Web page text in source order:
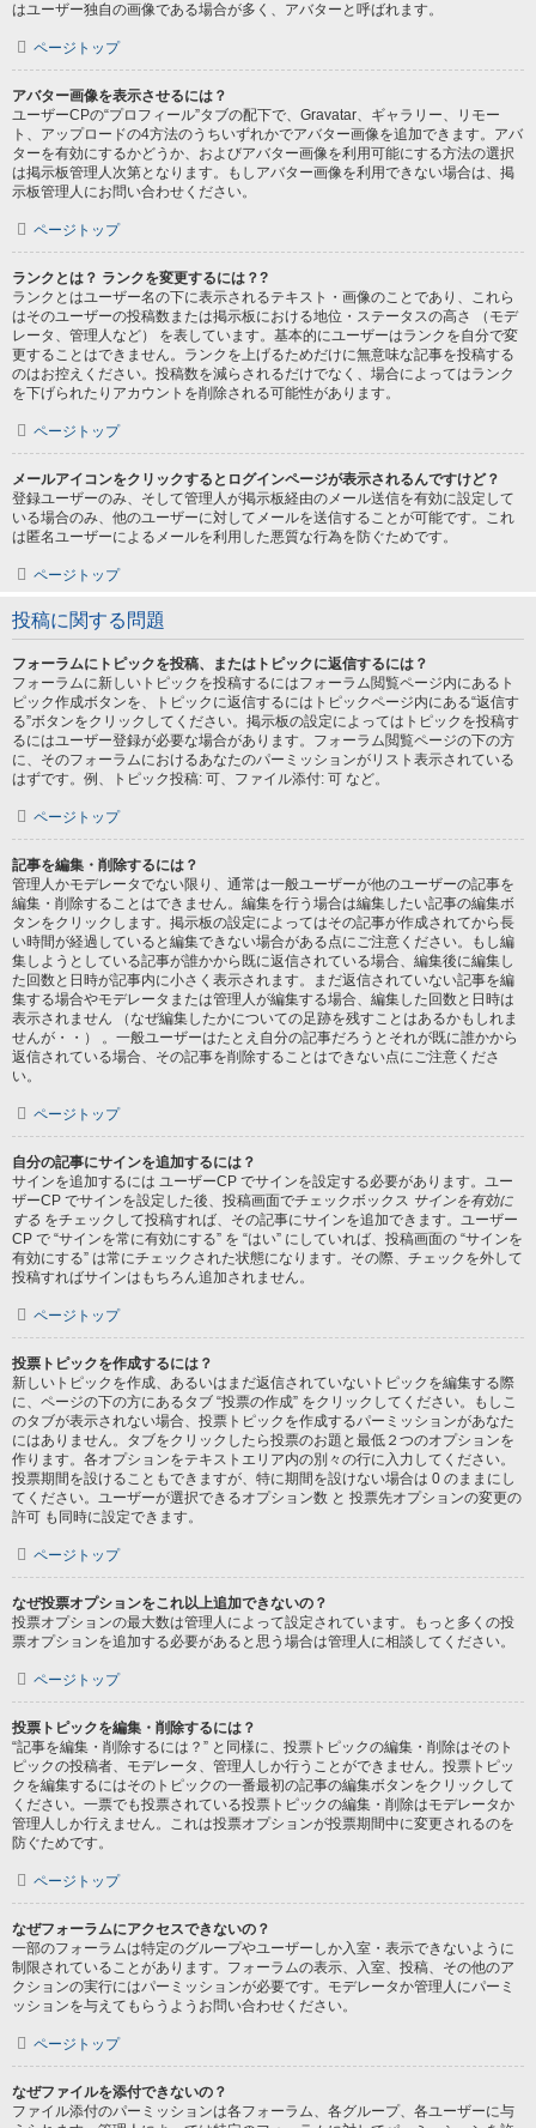
はユーザー独自の画像である場合が多く、アバターと呼ばれます。
ページトップ
アバター画像を表示させるには？
ユーザーCPの“プロフィール”タブの配下で、Gravatar、ギャラリー、リモー
ト、アップロードの4方法のうちいずれかでアバター画像を追加できます。アバ
ターを有効にするかどうか、およびアバター画像を利用可能にする方法の選択
は掲示板管理人次第となります。もしアバター画像を利用できない場合は、掲
示板管理人にお問い合わせください。
ページトップ
ランクとは？ ランクを変更するには？?
ランクとはユーザー名の下に表示されるテキスト・画像のことであり、これら
はそのユーザーの投稿数または掲示板における地位・ステータスの高さ （モデ
レータ、管理人など） を表しています。基本的にユーザーはランクを自分で変
更することはできません。ランクを上げるためだけに無意味な記事を投稿する
のはお控えください。投稿数を減らされるだけでなく、場合によってはランク
を下げられたりアカウントを削除される可能性があります。
ページトップ
メールアイコンをクリックするとログインページが表示されるんですけど？
登録ユーザーのみ、そして管理人が掲示板経由のメール送信を有効に設定して
いる場合のみ、他のユーザーに対してメールを送信することが可能です。これ
は匿名ユーザーによるメールを利用した悪質な行為を防ぐためです。
ページトップ
投稿に関する問題
フォーラムにトピックを投稿、またはトピックに返信するには？
フォーラムに新しいトピックを投稿するにはフォーラム閲覧ページ内にあるト
ピック作成ボタンを、トピックに返信するにはトピックページ内にある“返信す
る”ボタンをクリックしてください。掲示板の設定によってはトピックを投稿す
るにはユーザー登録が必要な場合があります。フォーラム閲覧ページの下の方
に、そのフォーラムにおけるあなたのパーミッションがリスト表示されている
はずです。例、トピック投稿: 可、ファイル添付: 可 など。
ページトップ
記事を編集・削除するには？
管理人かモデレータでない限り、通常は一般ユーザーが他のユーザーの記事を
編集・削除することはできません。編集を行う場合は編集したい記事の編集ボ
タンをクリックします。掲示板の設定によってはその記事が作成されてから長
い時間が経過していると編集できない場合がある点にご注意ください。もし編
集しようとしている記事が誰かから既に返信されている場合、編集後に編集し
た回数と日時が記事内に小さく表示されます。まだ返信されていない記事を編
集する場合やモデレータまたは管理人が編集する場合、編集した回数と日時は
表示されません （なぜ編集したかについての足跡を残すことはあるかもしれま
せんが・・） 。一般ユーザーはたとえ自分の記事だろうとそれが既に誰かから
返信されている場合、その記事を削除することはできない点にご注意くださ
い。
ページトップ
自分の記事にサインを追加するには？
サインを追加するには ユーザーCP でサインを設定する必要があります。ユー
ザーCP でサインを設定した後、投稿画面でチェックボックス サインを有効に
する をチェックして投稿すれば、その記事にサインを追加できます。ユーザー
CP で “サインを常に有効にする” を “はい” にしていれば、投稿画面の “サインを
有効にする” は常にチェックされた状態になります。その際、チェックを外して
投稿すればサインはもちろん追加されません。
ページトップ
投票トピックを作成するには？
新しいトピックを作成、あるいはまだ返信されていないトピックを編集する際
に、ページの下の方にあるタブ “投票の作成” をクリックしてください。もしこ
のタブが表示されない場合、投票トピックを作成するパーミッションがあなた
にはありません。タブをクリックしたら投票のお題と最低２つのオプションを
作ります。各オプションをテキストエリア内の別々の行に入力してください。
投票期間を設けることもできますが、特に期間を設けない場合は 0 のままにし
てください。ユーザーが選択できるオプション数 と 投票先オプションの変更の
許可 も同時に設定できます。
ページトップ
なぜ投票オプションをこれ以上追加できないの？
投票オプションの最大数は管理人によって設定されています。もっと多くの投
票オプションを追加する必要があると思う場合は管理人に相談してください。
ページトップ
投票トピックを編集・削除するには？
“記事を編集・削除するには？” と同様に、投票トピックの編集・削除はそのト
ピックの投稿者、モデレータ、管理人しか行うことができません。投票トピッ
クを編集するにはそのトピックの一番最初の記事の編集ボタンをクリックして
ください。一票でも投票されている投票トピックの編集・削除はモデレータか
管理人しか行えません。これは投票オプションが投票期間中に変更されるのを
防ぐためです。
ページトップ
なぜフォーラムにアクセスできないの？
一部のフォーラムは特定のグループやユーザーしか入室・表示できないように
制限されていることがあります。フォーラムの表示、入室、投稿、その他のア
クションの実行にはパーミッションが必要です。モデレータか管理人にパーミ
ッションを与えてもらうようお問い合わせください。
ページトップ
なぜファイルを添付できないの？
ファイル添付のパーミッションは各フォーラム、各グループ、各ユーザーに与